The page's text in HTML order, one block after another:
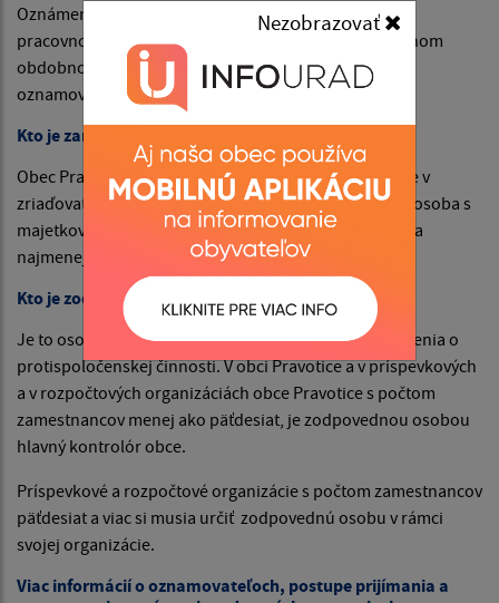
Oznámenie môže podať fyzická osoba, ktorá je v
pracovnoprávnom vzťahu k zamestnávateľovi alebo inom
obdobnom vzťahu k zamestnávateľovi a anonymný
oznamovateľ.
Kto je zamestnávateľom?
Obec Pravotice, príspevkové a rozpočtové organizácie v
zriaďovateľskej pôsobnosti obci Pravotice, právnická osoba s
majetkovou účasťou obce Pravotice, ktorá zamestnáva
najmenej päť zamestnancov.
Kto je zodpovedná osoba?
Je to osoba, ktorá prijíma, eviduje a preveruje oznámenia o
protispoločenskej činnosti. V obci Pravotice a v príspevkových
a v rozpočtových organizáciách obce Pravotice s počtom
zamestnancov menej ako päťdesiat, je zodpovednou osobou
hlavný kontrolór obce.
Príspevkové a rozpočtové organizácie s počtom zamestnancov
päťdesiat a viac si musia určiť zodpovednú osobu v rámci
svojej organizácie.
Viac informácií o oznamovateľoch, postupe prijímania a
Nezobrazovať